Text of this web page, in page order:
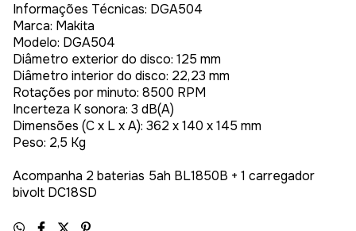
Informações Técnicas: DGA504
Marca: Makita
Modelo: DGA504
Diâmetro exterior do disco: 125 mm
Diâmetro interior do disco: 22,23 mm
Rotações por minuto: 8500 RPM
Incerteza K sonora: 3 dB(A)
Dimensões (C x L x A): 362 x 140 x 145 mm
Peso: 2,5 Kg
Acompanha 2 baterias 5ah BL1850B + 1 carregador
bivolt DC18SD